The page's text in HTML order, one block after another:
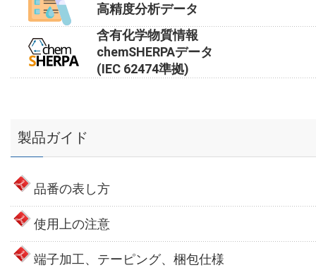
高精度分析データ
含有化学物質情報
chemSHERPAデータ
(IEC 62474準拠)
製品ガイド
品番の表し方
使用上の注意
端子加工、テーピング、梱包仕様